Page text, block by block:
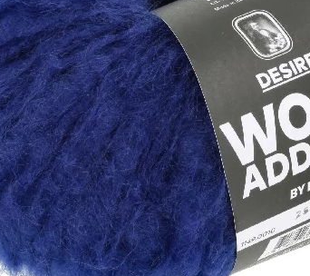
Zusammensetzung
82% Mohair (Superkid), 15% Schurwolle, 3% Polyamid
Lauflänge
~95m / 50g
Nadelstärke
Ø 6-7 mm
Garnstärke
Super Bulky
Maschenprobe
11 M x 16 R